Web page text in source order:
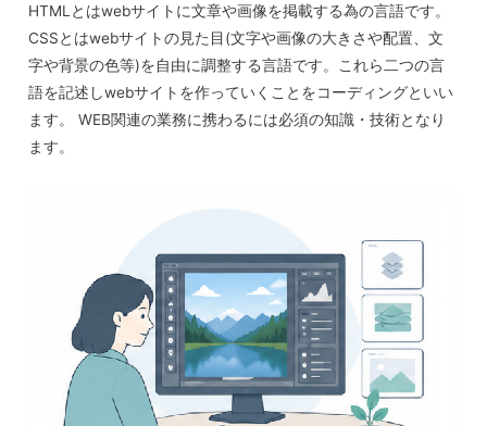
HTMLとはwebサイトに文章や画像を掲載する為の言語です。
CSSとはwebサイトの見た目(文字や画像の大きさや配置、文
字や背景の色等)を自由に調整する言語です。これら二つの言
語を記述しwebサイトを作っていくことをコーディングといい
ます。 WEB関連の業務に携わるには必須の知識・技術となり
ます。